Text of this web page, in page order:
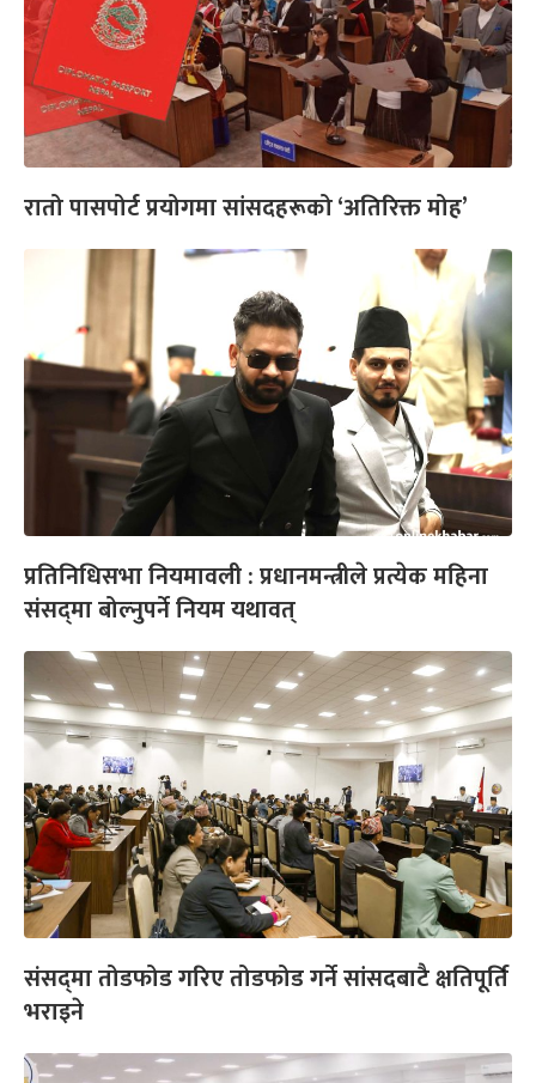
रातो पासपोर्ट प्रयोगमा सांसदहरूको ‘अतिरिक्त मोह’
प्रतिनिधिसभा नियमावली : प्रधानमन्त्रीले प्रत्येक महिना
संसद्‌मा बोल्नुपर्ने नियम यथावत्
संसद्‍मा तोडफोड गरिए तोडफोड गर्ने सांसदबाटै क्षतिपूर्ति
भराइने